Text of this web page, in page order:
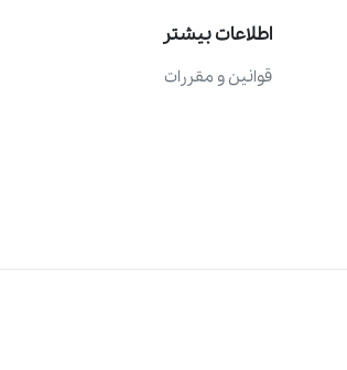
اطلاعات بیشتر
قوانین و مقررات